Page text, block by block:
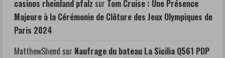
casinos rheinland pfalz sur Tom Cruise : Une Présence
Majeure à la Cérémonie de Clôture des Jeux Olympiques de
Paris 2024
MatthewShend sur Naufrage du bateau La Sicilia Q561 PDP